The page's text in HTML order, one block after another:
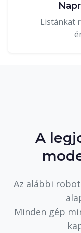
Listánkat
A
Az alábbi
Minden gép